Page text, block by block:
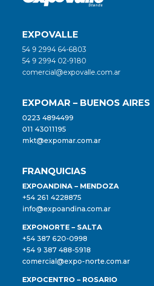
EXPOVALLE
54 9 2994 64-6803
54 9 2994 02-9180
comercial@expovalle.com.ar
EXPOMAR – BUENOS AIRES
0223 4894499
011 43011195
mkt@expomar.com.ar
FRANQUICIAS
EXPOANDINA – MENDOZA
+54 261 4228875
info@expoandina.com.ar
EXPONORTE – SALTA
+54 387 620-0998
+54 9 387 488-5918
comercial@expo-norte.com.ar
EXPOCENTRO – ROSARIO